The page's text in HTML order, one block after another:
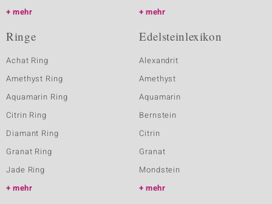
mehr
mehr
Ringe
Achat Ring
Amethyst Ring
Aquamarin Ring
Citrin Ring
Diamant Ring
Granat Ring
Jade Ring
mehr
Edelsteinlexikon
Alexandrit
Amethyst
Aquamarin
Bernstein
Citrin
Granat
Mondstein
mehr